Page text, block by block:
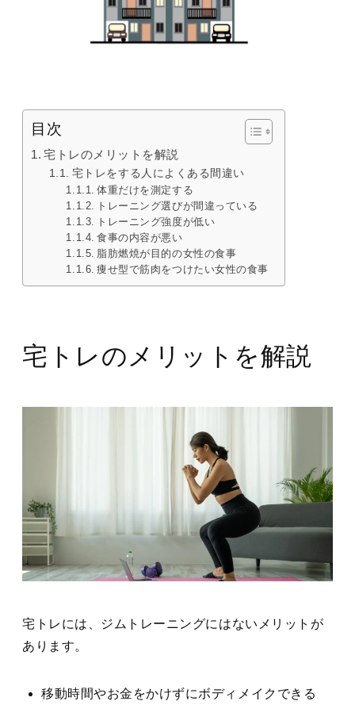
目次
宅トレのメリットを解説
宅トレをする人によくある間違い
体重だけを測定する
トレーニング選びが間違っている
トレーニング強度が低い
食事の内容が悪い
脂肪燃焼が目的の女性の食事
痩せ型で筋肉をつけたい女性の食事
宅トレのメリットを解説
宅トレには、ジムトレーニングにはないメリットが
あります。
移動時間やお金をかけずにボディメイクできる